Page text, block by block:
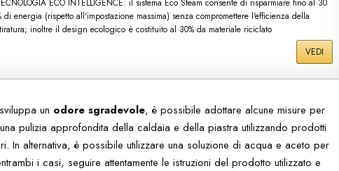
di energia (rispetto all'impostazione massima) senza compromettere l'efficienza della
inoltre il design ecologico è costituito al 30% da materiale riciclato
VEDI
un odore sgradevole, è possibile adottare alcune misure per
pulizia approfondita della caldaia e della piastra utilizzando prodotti
In alternativa, è possibile utilizzare una soluzione di acqua e aceto per
i casi, seguire attentamente le istruzioni del prodotto utilizzato e